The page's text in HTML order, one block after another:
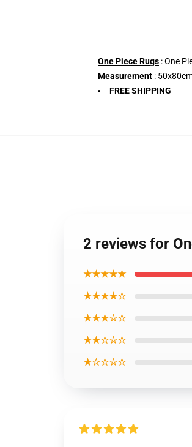
One Piece Rugs : One
Measurement :
FREE SHIPPING
2 reviews for
★★★★★
★★★★☆
★★★☆☆
★★☆☆☆
★☆☆☆☆